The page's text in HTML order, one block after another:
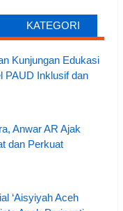
KATEGORI
Kunjungan Edukasi
PAUD Inklusif dan
Anwar AR Ajak
dan Perkuat
‘Aisyiyah Aceh